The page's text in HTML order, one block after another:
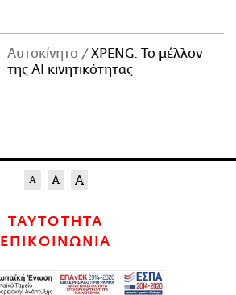
Αυτοκίνητο
XPENG: Το μέλλον
της AI κινητικότητας
ΤΑΥΤΟΤΗΤΑ
ΕΠΙΚΟΙΝΩΝΙΑ